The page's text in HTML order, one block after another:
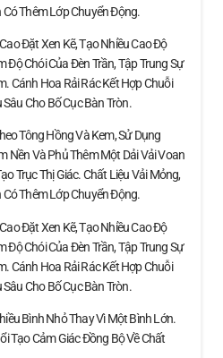
Thêm Lớp Chuyển Động.
Đặt Xen Kẽ, Tạo Nhiều Cao Độ
Độ Chói Của Đèn Trần, Tập Trung Sự
Cánh Hoa Rải Rác Kết Hợp Chuỗi
Cho Bố Cục Bàn Tròn.
Tông Hồng Và Kem, Sử Dụng
Nền Và Phủ Thêm Một Dải Vải Voan
Trục Thị Giác. Chất Liệu Vải Mỏng,
Thêm Lớp Chuyển Động.
Đặt Xen Kẽ, Tạo Nhiều Cao Độ
Độ Chói Của Đèn Trần, Tập Trung Sự
Cánh Hoa Rải Rác Kết Hợp Chuỗi
Cho Bố Cục Bàn Tròn.
Bình Nhỏ Thay Vì Một Bình Lớn.
Tạo Cảm Giác Đồng Bộ Về Chất